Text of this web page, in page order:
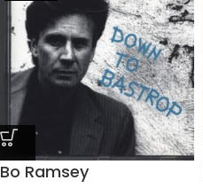
Bo Ramsey